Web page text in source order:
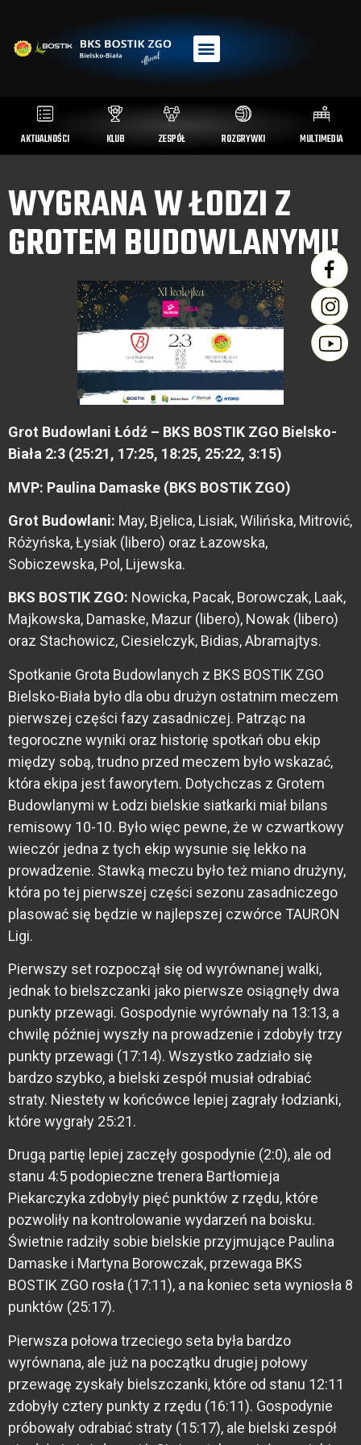
AKTUALNOŚCI KLUB ZESPÓŁ ROZGRYWKI MULTIMEDIA
WYGRANA W ŁODZI Z
GROTEM BUDOWLANYMI!
Grot Budowlani Łódź – BKS BOSTIK ZGO Bielsko-
Biała 2:3 (25:21, 17:25, 18:25, 25:22, 3:15)
MVP: Paulina Damaske (BKS BOSTIK ZGO)
Grot Budowlani: May, Bjelica, Lisiak, Wilińska, Mitrović,
Różyńska, Łysiak (libero) oraz Łazowska,
Sobiczewska, Pol, Lijewska.
BKS BOSTIK ZGO: Nowicka, Pacak, Borowczak, Laak,
Majkowska, Damaske, Mazur (libero), Nowak (libero)
oraz Stachowicz, Ciesielczyk, Bidias, Abramajtys.
Spotkanie Grota Budowlanych z BKS BOSTIK ZGO
Bielsko-Biała było dla obu drużyn ostatnim meczem
pierwszej części fazy zasadniczej. Patrząc na
tegoroczne wyniki oraz historię spotkań obu ekip
między sobą, trudno przed meczem było wskazać,
która ekipa jest faworytem. Dotychczas z Grotem
Budowlanymi w Łodzi bielskie siatkarki miał bilans
remisowy 10-10. Było więc pewne, że w czwartkowy
wieczór jedna z tych ekip wysunie się lekko na
prowadzenie. Stawką meczu było też miano drużyny,
która po tej pierwszej części sezonu zasadniczego
plasować się będzie w najlepszej czwórce TAURON
Ligi.
Pierwszy set rozpoczął się od wyrównanej walki,
jednak to bielszczanki jako pierwsze osiągnęły dwa
punkty przewagi. Gospodynie wyrównały na 13:13, a
chwilę później wyszły na prowadzenie i zdobyły trzy
punkty przewagi (17:14). Wszystko zadziało się
bardzo szybko, a bielski zespół musiał odrabiać
straty. Niestety w końcówce lepiej zagrały łodzianki,
które wygrały 25:21.
Drugą partię lepiej zaczęły gospodynie (2:0), ale od
stanu 4:5 podopieczne trenera Bartłomieja
Piekarczyka zdobyły pięć punktów z rzędu, które
pozwoliły na kontrolowanie wydarzeń na boisku.
Świetnie radziły sobie bielskie przyjmujące Paulina
Damaske i Martyna Borowczak, przewaga BKS
BOSTIK ZGO rosła (17:11), a na koniec seta wyniosła 8
punktów (25:17).
Pierwsza połowa trzeciego seta była bardzo
wyrównana, ale już na początku drugiej połowy
przewagę zyskały bielszczanki, które od stanu 12:11
zdobyły cztery punkty z rzędu (16:11). Gospodynie
próbowały odrabiać straty (15:17), ale bielski zespół